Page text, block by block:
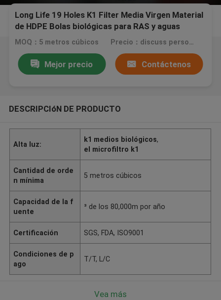
Long Life 19 Holes K1 Filter Media Virgen Material
de HDPE Bolas biológicas para RAS y aguas
residuales
MOQ：5 metros cúbicos Precio：discuss personally
Mejor precio Contáctenos
DESCRIPCIóN DE PRODUCTO
Alta luz:
k1 medios biológicos,
el microfiltro k1
Cantidad de orde
n mínima
5 metros cúbicos
Capacidad de la f
uente
³ de los 80,000m por año
Certificación SGS, FDA, ISO9001
Condiciones de p
ago
T/T, L/C
Vea más